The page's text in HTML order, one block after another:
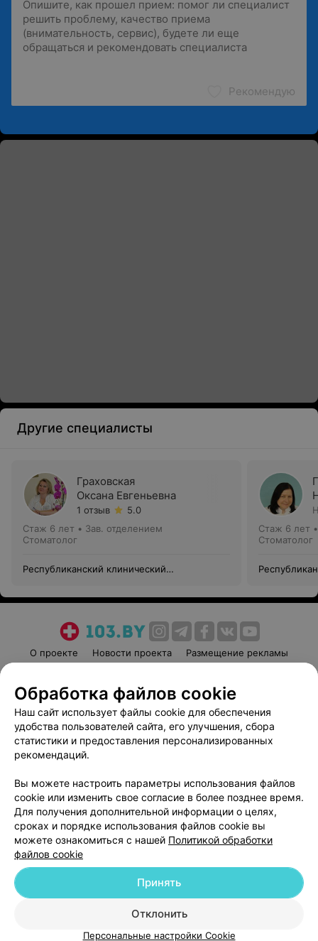
Рекомендую
Другие специалисты
Граховская
Оксана Евгеньевна
1 отзыв
5.0
Стаж 6 лет • Зав. отделением
Стоматолог
Республиканский клинический
Стаж 6 лет
Стоматолог
О проекте Новости проекта
Размещение рекламы
Пользовательское соглашение
Способы оплаты
Вакансии
Партнеры
Написать руководителю 103.by
Обработка персональных данных
© 2026 ООО «Артокс Лаб», УНП 191700409
| 220012, Республика Беларусь,
Служба поддержки +375 291212755
Обработка файлов cookie
Наш сайт использует файлы cookie для обеспечения
удобства пользователей сайта, его улучшения, сбора
статистики и предоставления персонализированных
рекомендаций.
Вы можете настроить параметры использования файлов
cookie или изменить свое согласие в более позднее время.
Для получения дополнительной информации о целях,
сроках и порядке использования файлов cookie вы
можете ознакомиться с нашей Политикой обработки
файлов cookie
Отклонить
Принять
Персональные настройки Cookie